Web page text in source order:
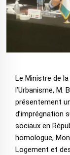
Le Ministre de
l’Urbanisme, M.
présentement
d’imprégnation
sociaux en
homologue,
Logement et